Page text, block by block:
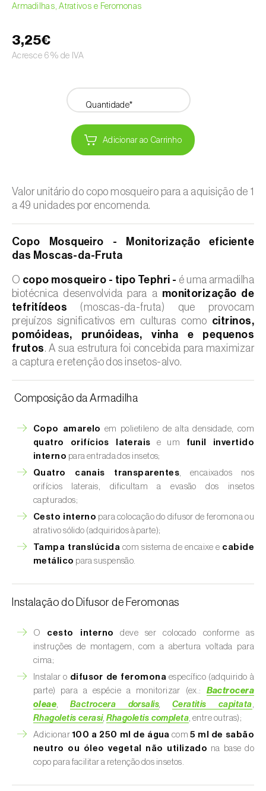
Armadilhas, Atrativos e Feromonas
3,25€
Acresce 6% de IVA
Quantidade*
Adicionar ao Carrinho
Valor unitário do copo mosqueiro para a aquisição de 1
a 49 unidades por encomenda.
Copo Mosqueiro - Monitorização eficiente
das Moscas-da-Fruta
O copo mosqueiro - tipo Tephri - é uma armadilha
biotécnica desenvolvida para a monitorização de
tefritídeos (moscas-da-fruta) que provocam
prejuízos significativos em culturas como citrinos,
pomóideas, prunóideas, vinha e pequenos
frutos. A sua estrutura foi concebida para maximizar
a captura e retenção dos insetos-alvo.
Composição da Armadilha
Copo amarelo em polietileno de alta densidade, com
quatro orifícios laterais e um funil invertido
interno para entrada dos insetos;
Quatro canais transparentes, encaixados nos
orifícios laterais, dificultam a evasão dos insetos
capturados;
Cesto interno para colocação do difusor de feromona ou
atrativo sólido (adquiridos à parte);
Tampa translúcida com sistema de encaixe e cabide
metálico para suspensão.
Instalação do Difusor de Feromonas
O cesto interno
deve ser colocado conforme as
instruções de montagem, com a abertura voltada para
cima;
Instalar o difusor de feromona específico (adquirido à
parte) para a espécie a monitorizar (ex.: Bactrocera
oleae
Bactrocera dorsalis Ceratitis capitata
Rhagoletis cerasi, Rhagoletis completa , entre outras);
Adicionar 100 a 250 ml de água com 5 ml de sabão
neutro ou óleo vegetal não utilizado na base do
copo para facilitar a retenção dos insetos.